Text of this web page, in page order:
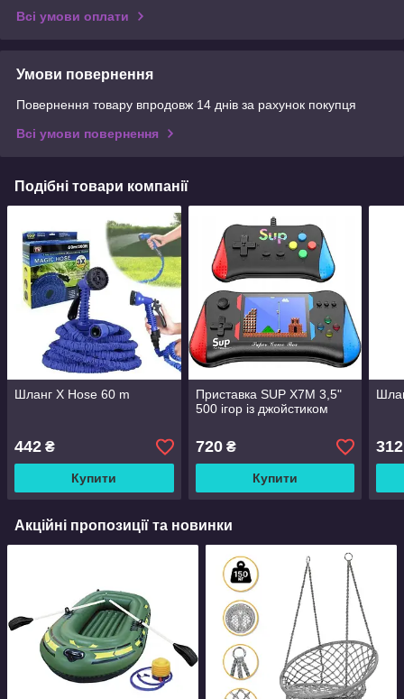
Всі умови оплати
Умови повернення
Повернення товару впродовж 14 днів за рахунок покупця
Всі умови повернення
Подібні товари компанії
Шланг X Hose 60 m
442 ₴
Купити
Приставка SUP X7M 3,5"
500 ігор із джойстиком
720₴
Купити
312
Акційні пропозиції та новинки